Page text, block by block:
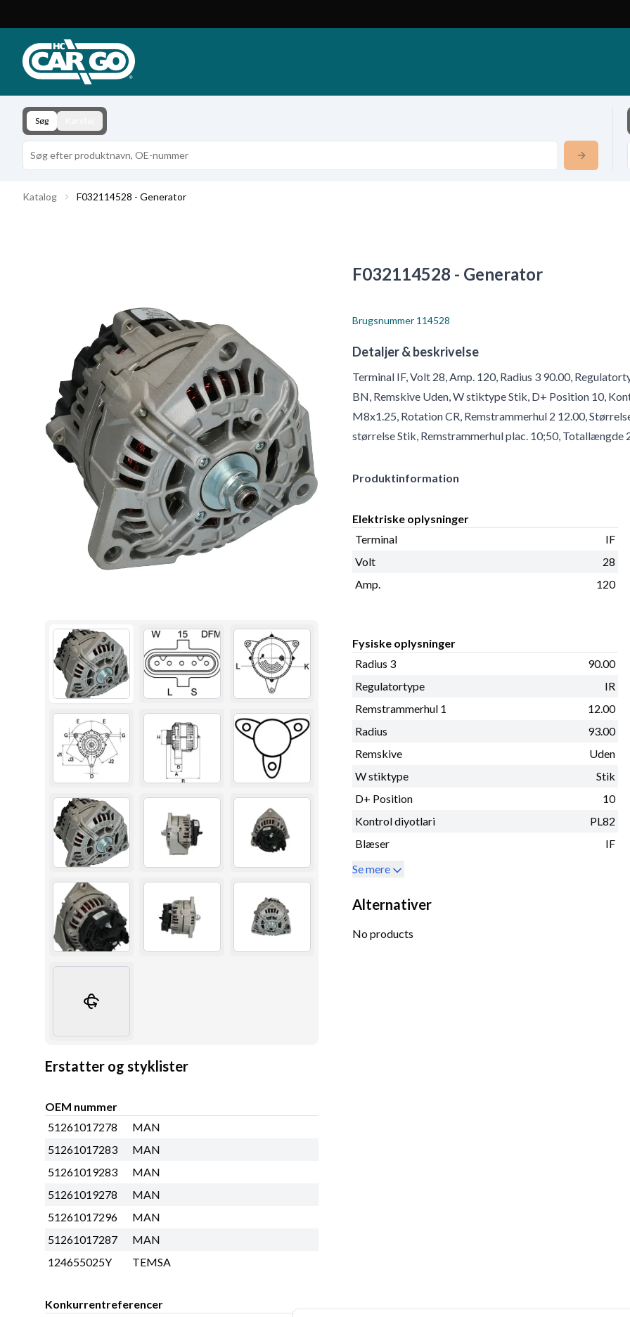
Download
Kontakt
Søg
Katalog F032114528 - Generator
Erstatter og styklister
OEM nummer
51261017278
MAN
51261017283
MAN
51261019283
MAN
51261019278
MAN
51261017296
MAN
51261017287
MAN
124655025Y
TEMSA
Konkurrentreferencer
F032114528 - Generator
Brugsnummer 114528
Detaljer & beskrivelse
Terminal IF, Volt 28, Amp. 120, Radius 3 90.00,
BN, Remskive Uden, W stiktype Stik, D+ Position 10,
M8x1.25, Rotation CR, Remstrammerhul 2 12.00,
størrelse Stik, Remstrammerhul plac. 10;50,
Produktinformation
Elektriske oplysninger
Terminal
IF
Volt
28
Amp.
120
Fysiske oplysninger
Radius 3
90.00
Regulatortype
IR
Remstrammerhul 1
12.00
Radius
93.00
Remskive
Uden
W stiktype
Stik
D+ Position
10
Kontrol diyotlari
PL82
Blæser
IF
Se mere
Alternativer
No products